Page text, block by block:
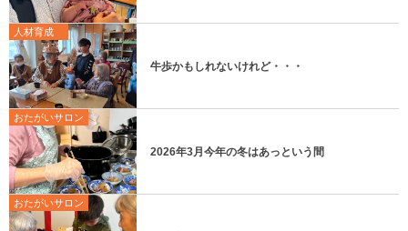
人材育成
牛歩かもしれないけれど・・・
おたがいサロン
2026年3月今年の冬はあっという間
おたがいサロン